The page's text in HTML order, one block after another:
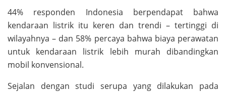
44% responden Indonesia berpendapat bahwa
kendaraan listrik itu keren dan trendi – tertinggi di
wilayahnya – dan 58% percaya bahwa biaya perawatan
untuk kendaraan listrik lebih murah dibandingkan
mobil konvensional.
Sejalan dengan studi serupa yang dilakukan pada